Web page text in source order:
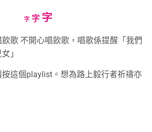
字Decrease
size.
字Reset
size.
字Increase
size.
歌 不開心唱飲歌，唱歌係提醒「我們
」
這個playlist。想為路上毅行者祈禱亦